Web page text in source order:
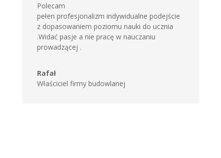
Polecam
pełen profesjonalizm indywidualne podejście
z dopasowaniem poziomu nauki do ucznia
.Widać pasje a nie pracę w nauczaniu
prowadzącej .
Rafał
Właściciel firmy budowlanej